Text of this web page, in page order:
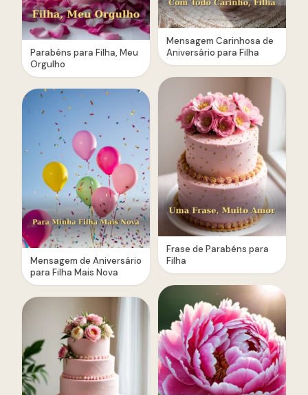
Parabéns para Filha, Meu
Orgulho
Mensagem de Aniversário
para Filha Mais Nova
Mensagem Carinhosa de
Aniversário para Filha
Frase de Parabéns para
Filha